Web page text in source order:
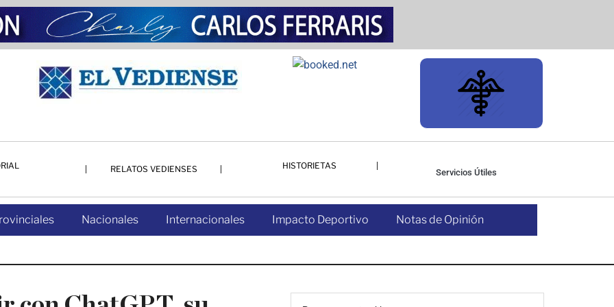
RELATOS VEDIENSES HISTORIETAS
Servicios Útiles
Nacionales Internacionales Impacto Deportivo Notas de Opinión